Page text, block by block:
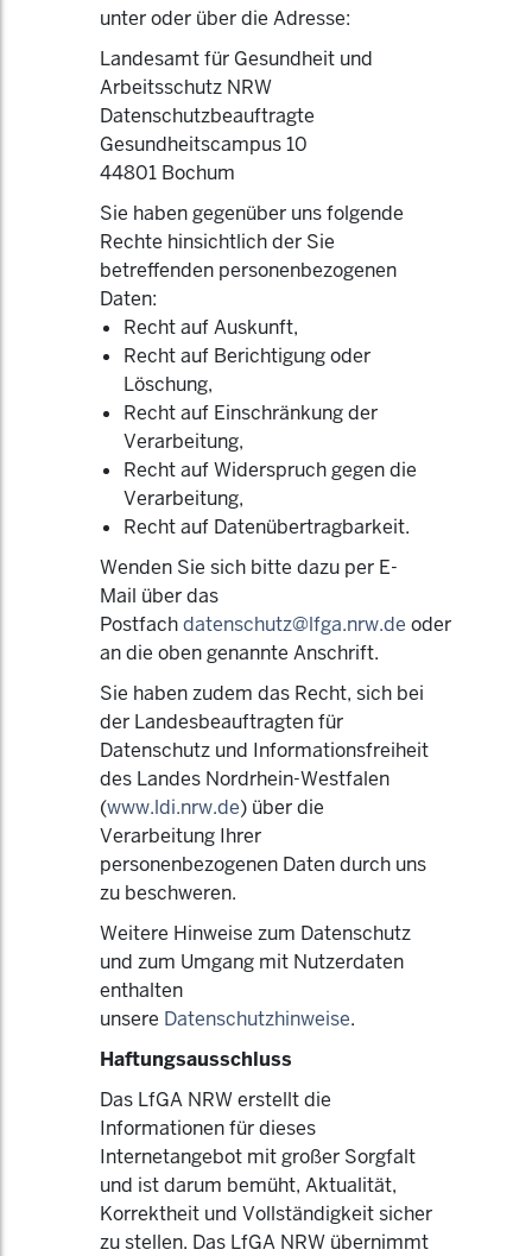
unter oder über die Adresse:
Landesamt für Gesundheit und
Arbeitsschutz NRW
Datenschutzbeauftragte
Gesundheitscampus 10
44801 Bochum
Sie haben gegenüber uns folgende
Rechte hinsichtlich der Sie
betreffenden personenbezogenen
Daten:
Recht auf Auskunft,
Recht auf Berichtigung oder
Löschung,
Recht auf Einschränkung der
Verarbeitung,
Recht auf Widerspruch gegen die
Verarbeitung,
Recht auf Datenübertragbarkeit.
Wenden Sie sich bitte dazu per E-
Mail über das
Postfachdatenschutz@lfga.nrw.de oder
an die oben genannte Anschrift.
Sie haben zudem das Recht, sich bei
der Landesbeauftragten für
Datenschutz und Informationsfreiheit
des Landes Nordrhein-Westfalen
(www.ldi.nrw.de) über die
Verarbeitung Ihrer
personenbezogenen Daten durch uns
zu beschweren.
Weitere Hinweise zum Datenschutz
und zum Umgang mit Nutzerdaten
enthalten
unsere Datenschutzhinweise.
Haftungsausschluss
Das LfGA NRW erstellt die
Informationen für dieses
Internetangebot mit großer Sorgfalt
und ist darum bemüht, Aktualität,
Korrektheit und Vollständigkeit sicher
zu stellen. Das LfGA NRW übernimmt